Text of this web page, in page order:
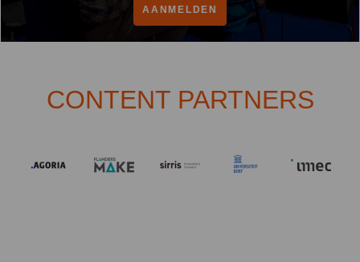
AANMELDEN
CONTENT PARTNERS